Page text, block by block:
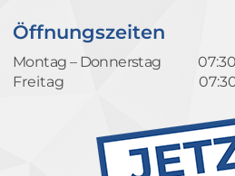
Öffnungszeiten
Montag – Donnerstag
Freitag